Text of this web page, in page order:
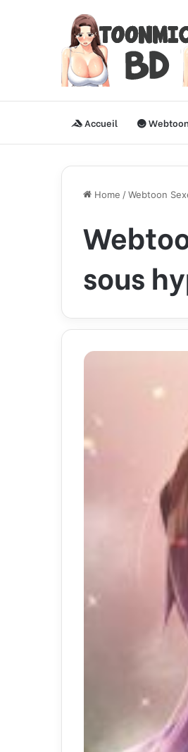
Accueil Webtoon
Home /Webtoon
sous